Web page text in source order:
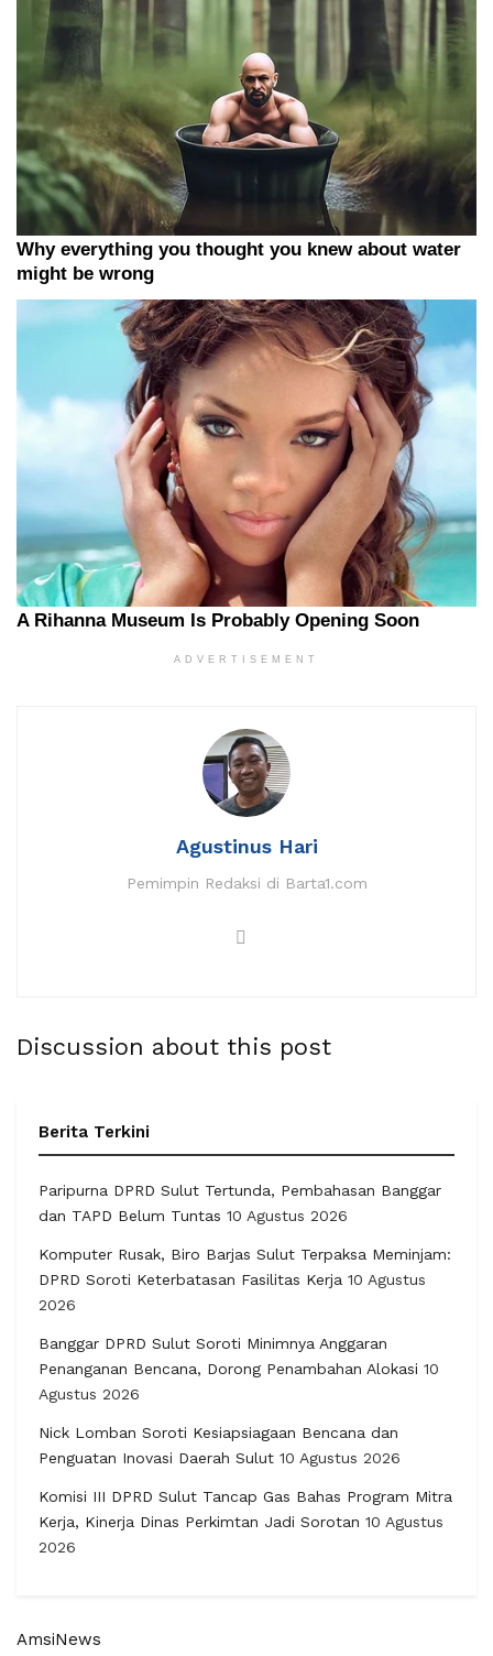
ADVERTISEMENT
Agustinus Hari
Pemimpin Redaksi di Barta1.com
Discussion about this post
Berita Terkini
Paripurna DPRD Sulut Tertunda, Pembahasan Banggar
dan TAPD Belum Tuntas 10 Agustus 2026
Komputer Rusak, Biro Barjas Sulut Terpaksa Meminjam:
DPRD Soroti Keterbatasan Fasilitas Kerja 10 Agustus
2026
Banggar DPRD Sulut Soroti Minimnya Anggaran
Penanganan Bencana, Dorong Penambahan Alokasi 10
Agustus 2026
Nick Lomban Soroti Kesiapsiagaan Bencana dan
Penguatan Inovasi Daerah Sulut 10 Agustus 2026
Komisi III DPRD Sulut Tancap Gas Bahas Program Mitra
Kerja, Kinerja Dinas Perkimtan Jadi Sorotan 10 Agustus
2026
AmsiNews